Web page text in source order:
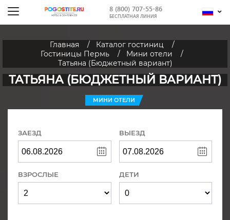
8 (800) 707-55-86
БЕСПЛАТНАЯ ЛИНИЯ
Главная
Каталог гостиниц
Гостиницы Пермь
Мини отели
Татьяна (Бюджетный вариант)
ТАТЬЯНА (БЮДЖЕТНЫЙ ВАРИАНТ)
МИНИ ОТЕЛИ
ЗАЕЗД ВЫЕЗД
ВЗРОСЛЫЕ ДЕТИ